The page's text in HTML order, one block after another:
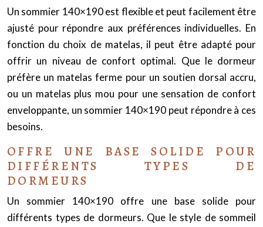
Un sommier 140×190 est flexible et peut facilement être
ajusté pour répondre aux préférences individuelles. En
fonction du choix de matelas, il peut être adapté pour
offrir un niveau de confort optimal. Que le dormeur
préfère un matelas ferme pour un soutien dorsal accru,
ou un matelas plus mou pour une sensation de confort
enveloppante, un sommier 140×190 peut répondre à ces
besoins.
OFFRE UNE BASE SOLIDE POUR
DIFFÉRENTS TYPES DE
DORMEURS
Un sommier 140×190 offre une base solide pour
différents types de dormeurs. Que le style de sommeil